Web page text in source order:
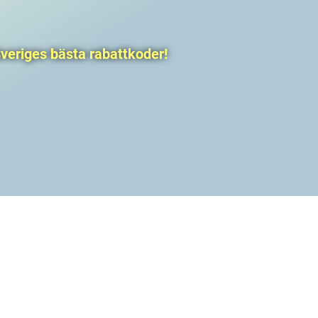
bästa rabattkoder!